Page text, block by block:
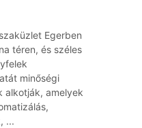
Egerben
téren, és széles
minőségi
alkotják, amelyek
...